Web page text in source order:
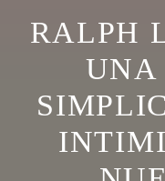
RALPH
UNA